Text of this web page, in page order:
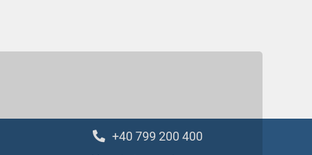
+40 799 200 400